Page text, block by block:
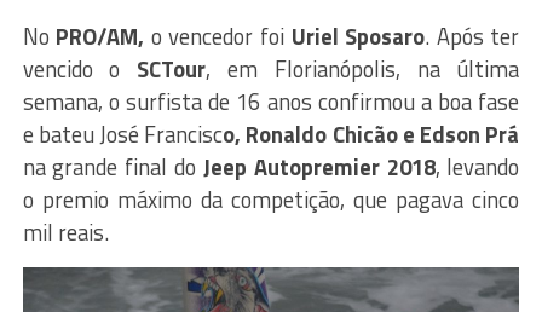
No PRO/AM, o vencedor foi Uriel Sposaro. Após ter
vencido o SCTour, em Florianópolis, na última
semana, o surfista de 16 anos confirmou a boa fase
e bateu José Francisco, Ronaldo Chicão e Edson Prá
na grande final do Jeep Autopremier 2018, levando
o premio máximo da competição, que pagava cinco
mil reais.